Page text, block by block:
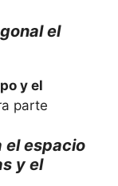
el
y el
parte
el espacio
y el